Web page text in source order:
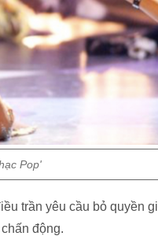
Pop'
trần yêu cầu bỏ quyền
động.